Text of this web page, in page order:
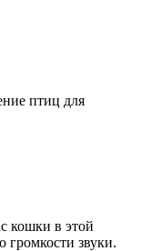
птиц для
кошки в этой
громкости звуки.